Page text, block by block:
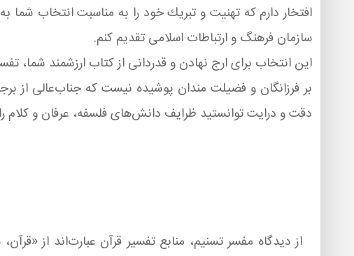
سازمان فرهنگ و ارتباطات اسلامی تقدیم كنم.
این انتخاب برای ارج نهادن و قدردانی از كتاب ارزشمند شما،
بر فرزانگان و فضیلت مندان پوشیده نیست كه جناب‌عالی از
دقت و درایت توانستید ظرایف دانش‌های فلسفه، عرفان و كلام
از دیدگاه مفسر تسنیم، منابع تفسیر قرآن عبارت‌اند از